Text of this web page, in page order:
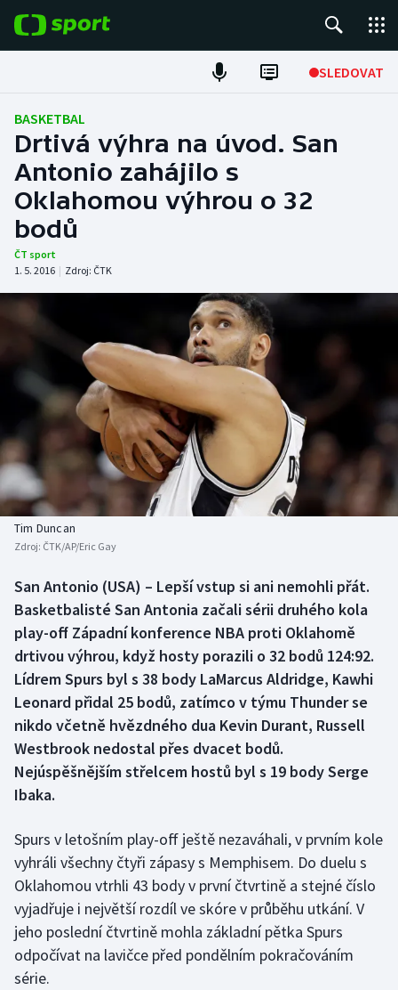
SLEDOVAT
Fotbal
Hokej
Tenis
Atletika
DALŠÍ SPORTY
Americký fotbal
Baseball a softbal
Basketbal
Biatlon
Boby a skeleton
Box
Curling
Dostihy
Florbal
Futsal
Golf
Gymnastika
Házená
Jezdectví
Judo
NEPŘEHLÉDNĚTE
Soutěže
Historické návraty
Aplikace ČT sport
AZ kvíz
BASKETBAL
Drtivá výhra na úvod. San
Antonio zahájilo s
Oklahomou výhrou o 32
bodů
ČT sport
1. 5. 2016 | Zdroj: ČTK
Tim Duncan
Zdroj: ČTK/AP/Eric Gay
San Antonio (USA) – Lepší vstup si ani nemohli přát.
Basketbalisté San Antonia začali sérii druhého kola
play-off Západní konference NBA proti Oklahomě
drtivou výhrou, když hosty porazili o 32 bodů 124:92.
Lídrem Spurs byl s 38 body LaMarcus Aldridge, Kawhi
Leonard přidal 25 bodů, zatímco v týmu Thunder se
nikdo včetně hvězdného dua Kevin Durant, Russell
Westbrook nedostal přes dvacet bodů.
Nejúspěšnějším střelcem hostů byl s 19 body Serge
Ibaka.
Spurs v letošním play-off ještě nezaváhali, v prvním kole
vyhráli všechny čtyři zápasy s Memphisem. Do duelu s
Oklahomou vtrhli 43 body v první čtvrtině a stejné číslo
vyjadřuje i největší rozdíl ve skóre v průběhu utkání. V
jeho poslední čtvrtině mohla základní pětka Spurs
odpočívat na lavičce před pondělním pokračováním
série.